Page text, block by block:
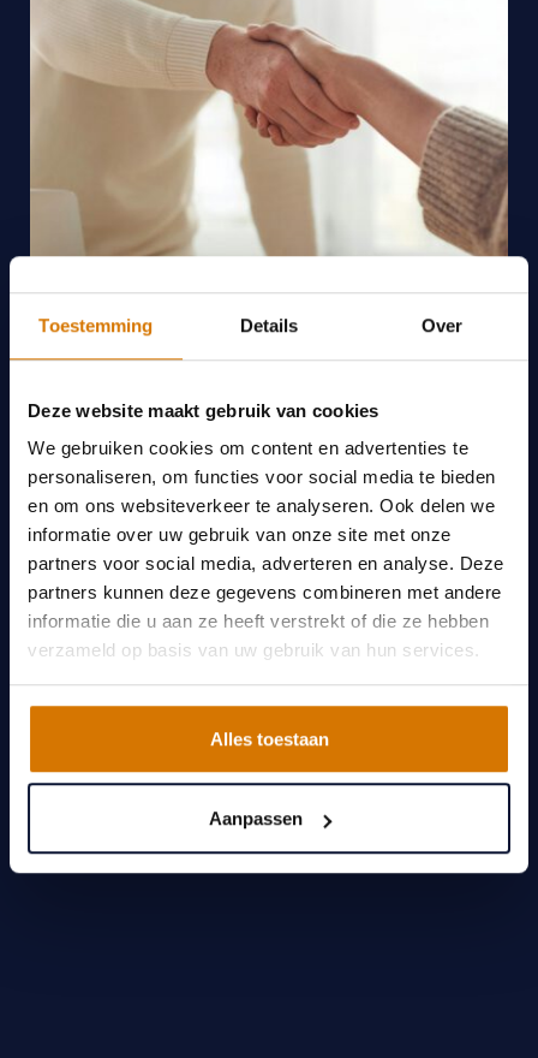
Toestemming Details Over
Deze website maakt gebruik van cookies
We gebruiken cookies om content en advertenties te
personaliseren, om functies voor social media te bieden
en om ons websiteverkeer te analyseren. Ook delen we
informatie over uw gebruik van onze site met onze
partners voor social media, adverteren en analyse. Deze
partners kunnen deze gegevens combineren met andere
informatie die u aan ze heeft verstrekt of die ze hebben
verzameld op basis van uw gebruik van hun services.
Alles toestaan
Aanpassen